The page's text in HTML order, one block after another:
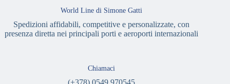
World Line di Simone Gatti
Spedizioni affidabili, competitive e personalizzate, con
presenza diretta nei principali porti e aeroporti internazionali
Chiamaci
(+378) 0549 970545